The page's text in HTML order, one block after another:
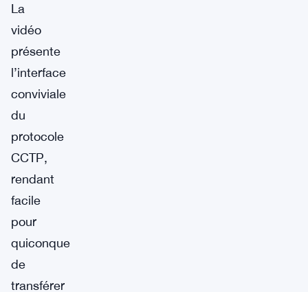
La
vidéo
présente
l’interface
conviviale
du
protocole
CCTP,
rendant
facile
pour
quiconque
de
transférer